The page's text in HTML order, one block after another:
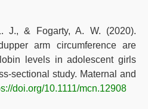
J., & Fogarty, A. W. (2020).
arm circumference are
levels in adolescent girls
sectional study. Maternal and
doi.org/10.1111/mcn.12908